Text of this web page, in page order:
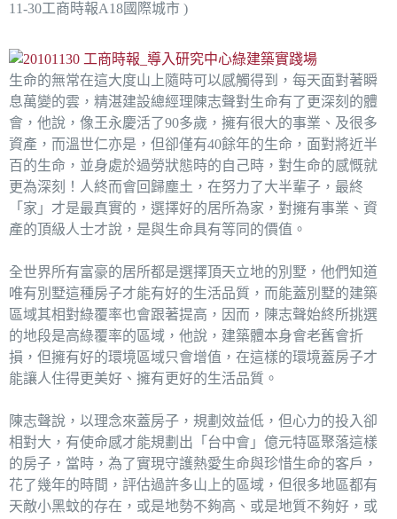
11-30工商時報A18國際城市 )
生命的無常在這大度山上隨時可以感觸得到，每天面對著瞬
息萬變的雲，精湛建設總經理陳志聲對生命有了更深刻的體
會，他說，像王永慶活了90多歲，擁有很大的事業、及很多
資產，而溫世仁亦是，但卻僅有40餘年的生命，面對將近半
百的生命，並身處於過勞狀態時的自己時，對生命的感慨就
更為深刻！人終而會回歸塵土，在努力了大半輩子，最終
「家」才是最真實的，選擇好的居所為家，對擁有事業、資
產的頂級人士才說，是與生命具有等同的價值。
全世界所有富豪的居所都是選擇頂天立地的別墅，他們知道
唯有別墅這種房子才能有好的生活品質，而能蓋別墅的建築
區域其相對綠覆率也會跟著提高，因而，陳志聲始終所挑選
的地段是高綠覆率的區域，他說，建築體本身會老舊會折
損，但擁有好的環境區域只會增值，在這樣的環境蓋房子才
能讓人住得更美好、擁有更好的生活品質。
陳志聲說，以理念來蓋房子，規劃效益低，但心力的投入卻
相對大，有使命感才能規劃出「台中會」億元特區聚落這樣
的房子，當時，為了實現守護熱愛生命與珍惜生命的客戶，
花了幾年的時間，評估過許多山上的區域，但很多地區都有
天敵小黑蚊的存在，或是地勢不夠高、或是地質不夠好，或